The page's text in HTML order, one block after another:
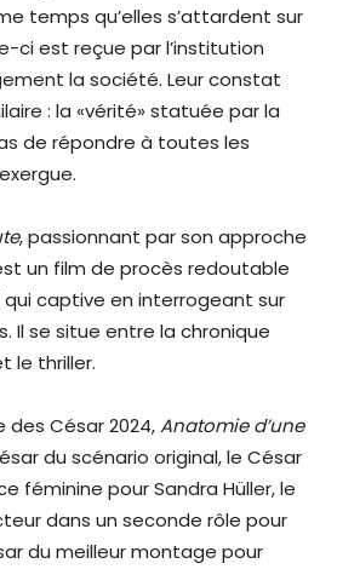
temps qu’elles s’attardent sur
ci est reçue par l’institution
la société. Leur constat
: la «vérité» statuée par la
de répondre à toutes les
, passionnant par son approche
un film de procès redoutable
captive en interrogeant sur
Il se situe entre la chronique
le thriller.
des César 2024,Anatomie d’une
du scénario original, le César
féminine pour Sandra Hüller, le
dans un seconde rôle pour
du meilleur montage pour